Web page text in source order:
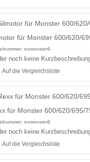
für Monster 600/620/
exmonster9
noch keine
Auf die Vergleichsliste
für Monster 600/620/695/
exmonster8
noch keine
Auf die Vergleichsliste